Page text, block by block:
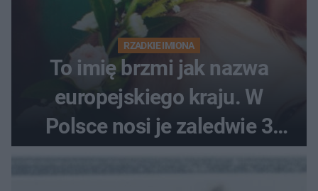
RZADKIE IMIONA
To imię brzmi jak nazwa
europejskiego kraju. W
Polsce nosi je zaledwie 3